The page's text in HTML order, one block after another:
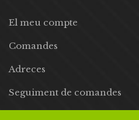
El meu compte
Comandes
Adreces
Seguiment de comandes